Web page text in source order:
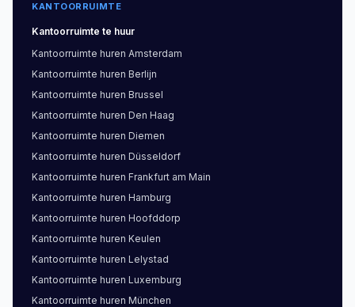
KANTOORRUIMTE
Kantoorruimte te huur
Kantoorruimte huren Amsterdam
Kantoorruimte huren Berlijn
Kantoorruimte huren Brussel
Kantoorruimte huren Den Haag
Kantoorruimte huren Diemen
Kantoorruimte huren Düsseldorf
Kantoorruimte huren Frankfurt am Main
Kantoorruimte huren Hamburg
Kantoorruimte huren Hoofddorp
Kantoorruimte huren Keulen
Kantoorruimte huren Lelystad
Kantoorruimte huren Luxemburg
Kantoorruimte huren München